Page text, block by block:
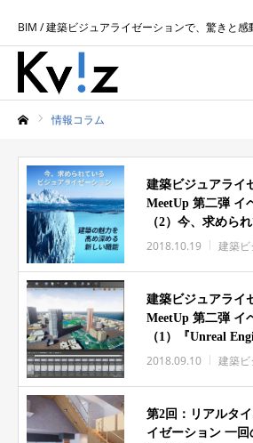
BIM / 建築ビジュアライゼーションで、驚きと感
情報コラム
建築ビジュアライ
MeetUp 第二弾 イ
（2）今、求めら
ライゼーション（
2018.10.19 建築ビ
建築ビジュアライ
MeetUp 第二弾 イ
（1）『Unreal
インタラクティブ
2018.09.10 建築ビ
第2回：リアルタ
イゼーション 一